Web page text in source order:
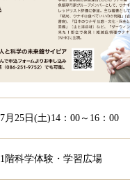
7月25日(土)14：00～16：00
1階科学体験・学習広場